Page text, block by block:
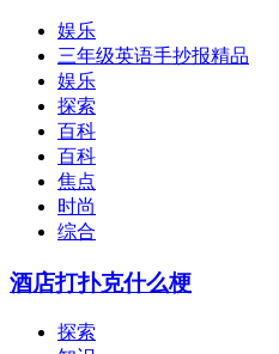
娱乐
三年级英语手抄报精品
娱乐
探索
百科
百科
焦点
时尚
综合
酒店打扑克什么梗
探索